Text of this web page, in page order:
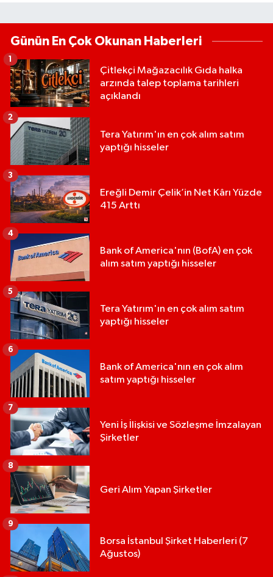
Günün En Çok Okunan Haberleri
Çitlekçi Mağazacılık Gıda halka
arzında talep toplama tarihleri
açıklandı
1
Tera Yatırım'ın en çok alım satım
yaptığı hisseler
2
Ereğli Demir Çelik’in Net Kârı Yüzde
415 Arttı
3
Bank of America'nın (BofA) en çok
alım satım yaptığı hisseler
4
Tera Yatırım'ın en çok alım satım
yaptığı hisseler
5
Bank of America'nın en çok alım
satım yaptığı hisseler
6
Yeni İş İlişkisi ve Sözleşme İmzalayan
Şirketler
7
Geri Alım Yapan Şirketler
8
Borsa İstanbul Şirket Haberleri (7
Ağustos)
9